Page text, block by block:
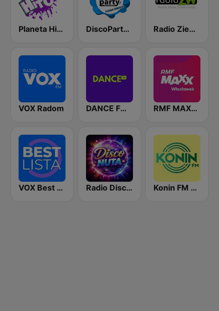
Planeta Hitów DiscoParty.pl - Polska Impreza Radio Ziemi Wieluńskiej
VOX Radom DANCE FM WROCŁAW RMF MAXX Włocławek
VOX Best Lista Radio Disco Nuta Konin FM 104.1